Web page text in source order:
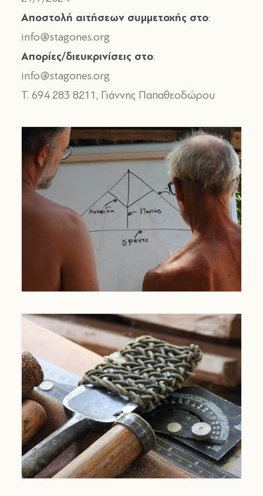
Αποστολή αιτήσεων συμμετοχής στο:
info@stagones.org
Απορίες/διευκρινίσεις στο:
info@stagones.org
T. 694 283 8211, Γιάννης Παπαθεοδώρου